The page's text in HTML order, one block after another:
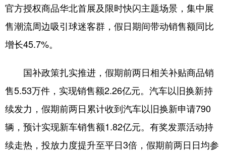
亚太网 上市公司 投教基地
地方频道
辽宁 吉林 上海 江苏
浙江 安徽 福建 江西
山东 河南 湖北 湖南
广东 广西 海南 重庆
官方授权商品华北首展及限时快闪主题场景，集中展
售潮流周边吸引球迷客群，假日期间带动销售额同比
增长45.7%。
国补政策扎实推进，假期前两日相关补贴商品销
售5.53万件，实现销售额2.26亿元。汽车以旧换新持
续发力，假期前两日累计收到汽车以旧换新申请790
辆，预计实现新车销售额1.82亿元。有奖发票活动持
续走热，投放力度提升至平日3倍，假期前两日日均参